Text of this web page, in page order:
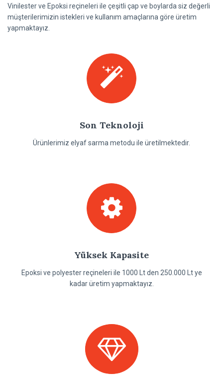
Vinilester ve Epoksi reçineleri ile çeşitli çap ve boylarda siz değerli
müşterilerimizin istekleri ve kullanım amaçlarına göre üretim
yapmaktayız.
Son Teknoloji
Ürünlerimiz elyaf sarma metodu ile üretilmektedir.
Yüksek Kapasite
Epoksi ve polyester reçineleri ile 1000 Lt den 250.000 Lt ye
kadar üretim yapmaktayız.